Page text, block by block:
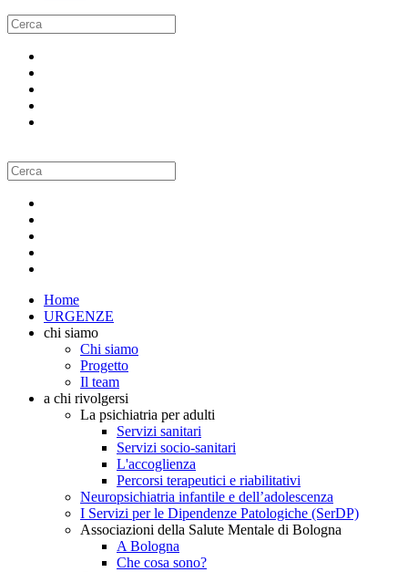
Home
URGENZE
chi siamo
Chi siamo
Progetto
Il team
a chi rivolgersi
La psichiatria per adulti
Servizi sanitari
Servizi socio-sanitari
L'accoglienza
Percorsi terapeutici e riabilitativi
Neuropsichiatria infantile e dell’adolescenza
I Servizi per le Dipendenze Patologiche (SerDP)
Associazioni della Salute Mentale di Bologna
A Bologna
Che cosa sono?